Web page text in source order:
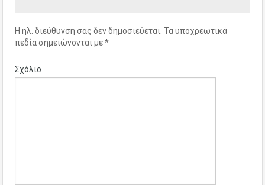
Η ηλ. διεύθυνση σας δεν δημοσιεύεται. Τα υποχρεωτικά
πεδία σημειώνονται με*
Σχόλιο